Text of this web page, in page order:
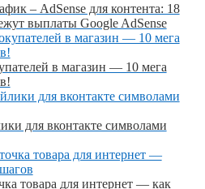
– AdSense для контента: 18
выплаты Google AdSense
в магазин — 10 мега
для вконтакте символами
товара для интернет — как